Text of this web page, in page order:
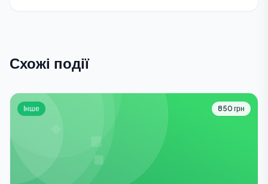
Схожі події
Інше 850 грн